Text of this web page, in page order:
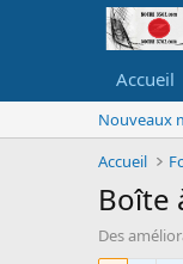
Accueil
Nouveaux
Accueil
Boîte
Des